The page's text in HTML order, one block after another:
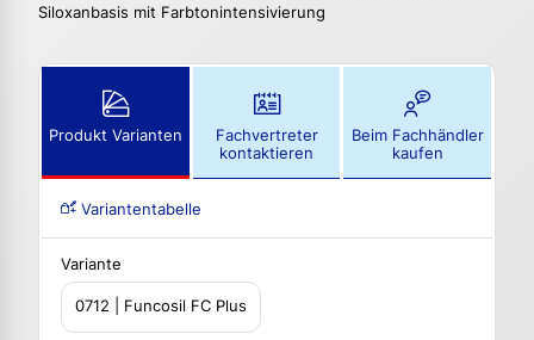
Siloxanbasis mit Farbtonintensivierung
Produkt Varianten
Fachvertreter
kontaktieren
Beim Fachhändler
kaufen
Variantentabelle
Variante
0712 | Funcosil FC Plus